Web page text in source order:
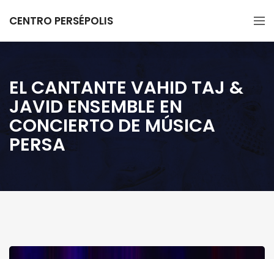
CENTRO PERSÉPOLIS
EL CANTANTE VAHID TAJ &
JAVID ENSEMBLE EN
CONCIERTO DE MÚSICA
PERSA